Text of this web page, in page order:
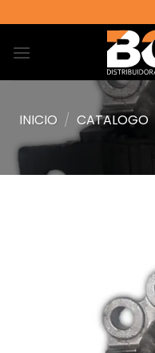
al
contenido
INICIO / CATALOGO